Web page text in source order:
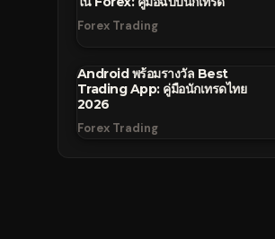
Forex Trading
Android พร้อมรางวัล Best
Trading App: คู่มือนักเทรดไทย
2026
Forex Trading